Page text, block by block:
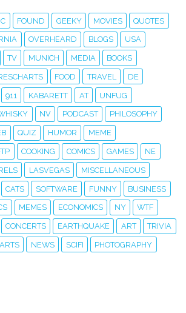
FOUND GEEKY MOVIES QUOTES
OVERHEARD BLOGS USA
TV MUNICH MEDIA BOOKS
FOOD TRAVEL DE
911 KABARETT AT UNFUG
NV PODCAST PHILOSOPHY
QUIZ HUMOR MEME
COOKING COMICS GAMES NE
LASVEGAS MISCELLANEOUS
CATS SOFTWARE FUNNY BUSINESS
MEMES ECONOMICS NY WTF
CONCERTS EARTHQUAKE ART TRIVIA
NEWS SCIFI PHOTOGRAPHY